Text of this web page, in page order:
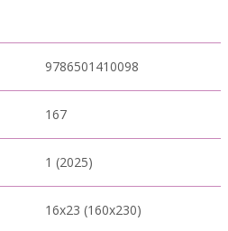
9786501410098
167
1 (2025)
16x23 (160x230)